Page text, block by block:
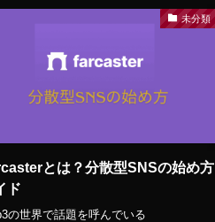
未分類
とは？分散型SNSの始め方
ド
の世界で話題を呼んでいる